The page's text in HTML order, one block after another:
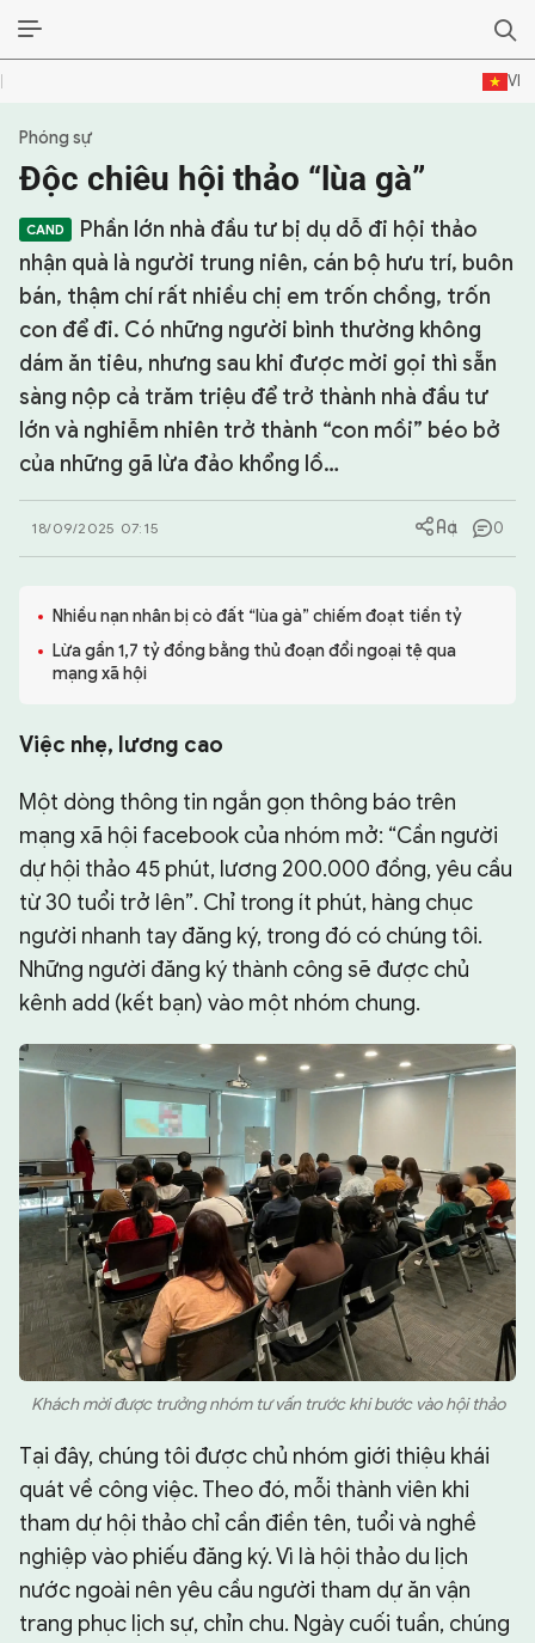
VI
SỰ KIỆN & BÌNH LUẬN
HẬU TRƯỜNG
KINH TẾ - VĂN HÓA - THỂ THAO
HỒ SƠ MẬT
PHÓNG SỰ
HỒ SƠ INTERPOL
VỤ ÁN NỔI TIẾNG
TƯ LIỆU
Phóng sự
Độc chiêu hội thảo “lùa gà”
Phần lớn nhà đầu tư bị dụ dỗ đi hội thảo
nhận quà là người trung niên, cán bộ hưu trí, buôn
bán, thậm chí rất nhiều chị em trốn chồng, trốn
con để đi. Có những người bình thường không
dám ăn tiêu, nhưng sau khi được mời gọi thì sẵn
sàng nộp cả trăm triệu để trở thành nhà đầu tư
lớn và nghiễm nhiên trở thành “con mồi” béo bở
của những gã lừa đảo khổng lồ…
18/09/2025 07:15 0
Nhiều nạn nhân bị cò đất “lùa gà” chiếm đoạt tiền tỷ
Lừa gần 1,7 tỷ đồng bằng thủ đoạn đổi ngoại tệ qua
mạng xã hội
Việc nhẹ, lương cao
Một dòng thông tin ngắn gọn thông báo trên
mạng xã hội facebook của nhóm mở: “Cần người
dự hội thảo 45 phút, lương 200.000 đồng, yêu cầu
từ 30 tuổi trở lên”. Chỉ trong ít phút, hàng chục
người nhanh tay đăng ký, trong đó có chúng tôi.
Những người đăng ký thành công sẽ được chủ
kênh add (kết bạn) vào một nhóm chung.
Khách mời được trưởng nhóm tư vấn trước khi bước vào hội thảo
Tại đây, chúng tôi được chủ nhóm giới thiệu khái
quát về công việc. Theo đó, mỗi thành viên khi
tham dự hội thảo chỉ cần điền tên, tuổi và nghề
nghiệp vào phiếu đăng ký. Vì là hội thảo du lịch
nước ngoài nên yêu cầu người tham dự ăn vận
trang phục lịch sự, chỉn chu. Ngày cuối tuần, chúng